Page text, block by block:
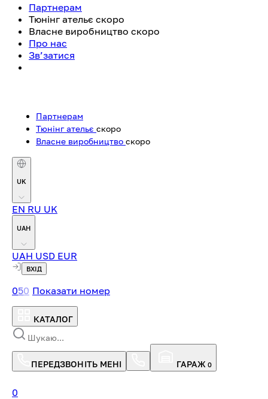
Партнерам
Тюнінг ательє скоро
Власне виробництво скоро
Про нас
Зв’затися
Партнерам
Тюнінг ательє скоро
Власне виробництво скоро
UK
EN RU UK
UAH
UAH USD EUR
ВХІД
050 Показати номер
КАТАЛОГ
ПЕРЕДЗВОНІТЬ МЕНІ ГАРАЖ 0
0